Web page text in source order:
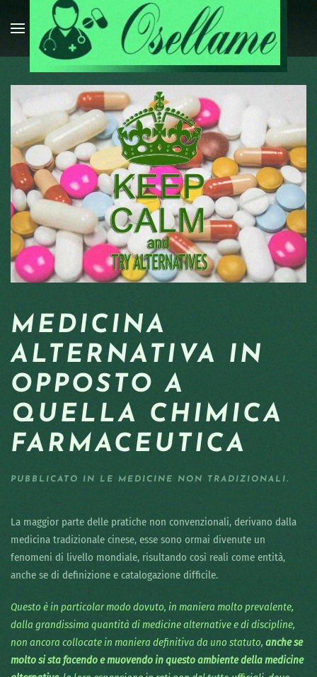
Passa al contenuto principale
MEDICINA
ALTERNATIVA IN
OPPOSTO A
QUELLA CHIMICA
FARMACEUTICA
PUBBLICATO IN LE MEDICINE NON TRADIZIONALI.
La maggior parte delle pratiche non convenzionali, derivano dalla
medicina tradizionale cinese, esse sono ormai divenute un
fenomeni di livello mondiale, risultando così reali come entità,
anche se di definizione e catalogazione difficile.
Questo è in particolar modo dovuto, in maniera molto prevalente,
dalla grandissima quantità di medicine alternative e di discipline,
non ancora collocate in maniera definitiva da uno statuto, anche se
molto si sta facendo e muovendo in questo ambiente della medicine